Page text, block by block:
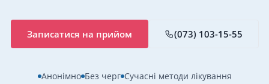
Записатися на прийом (073) 103-15-55
Анонімно Без черг Сучасні методи лікування